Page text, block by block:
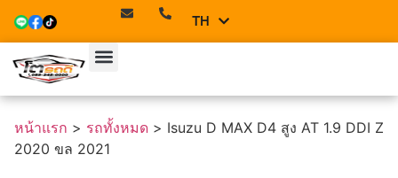
TH
EN
หน้าแรก > รถทั้งหมด > Isuzu D MAX D4 สูง AT 1.9 DDI Z
2020 ขล 2021